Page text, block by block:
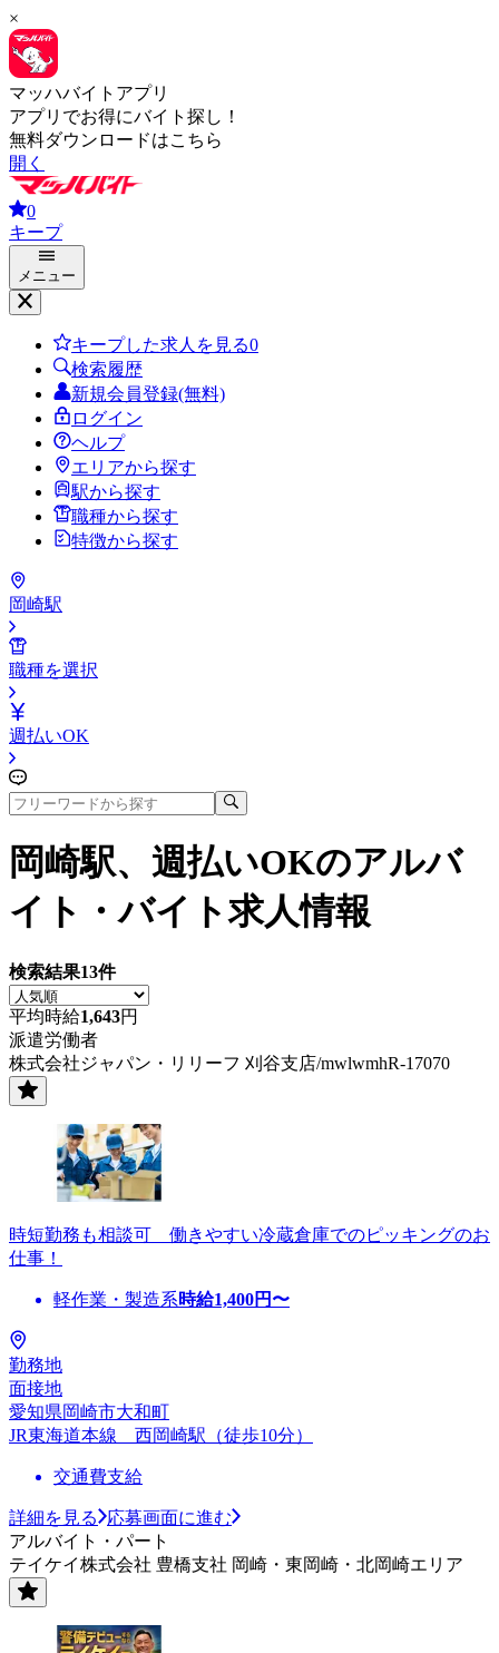
×
マッハバイトアプリ
アプリでお得にバイト探し！
無料ダウンロードはこちら
開く
0
キープ
メニュー
キープした求人を見る0
検索履歴
新規会員登録(無料)
ログイン
ヘルプ
エリアから探す
駅から探す
職種から探す
特徴から探す
岡崎駅
職種を選択
週払いOK
岡崎駅、週払いOKのアルバ
イト・バイト求人情報
検索結果13件
平均時給1,643円
派遣労働者
株式会社ジャパン・リリーフ 刈谷支店/mwlwmhR-17070
時短勤務も相談可 働きやすい冷蔵倉庫でのピッキングのお
仕事！
軽作業・製造系時給1,400円〜
勤務地
面接地
愛知県岡崎市大和町
JR東海道本線 西岡崎駅（徒歩10分）
交通費支給
詳細を見る
応募画面に進む
アルバイト・パート
テイケイ株式会社 豊橋支社 岡崎・東岡崎・北岡崎エリア